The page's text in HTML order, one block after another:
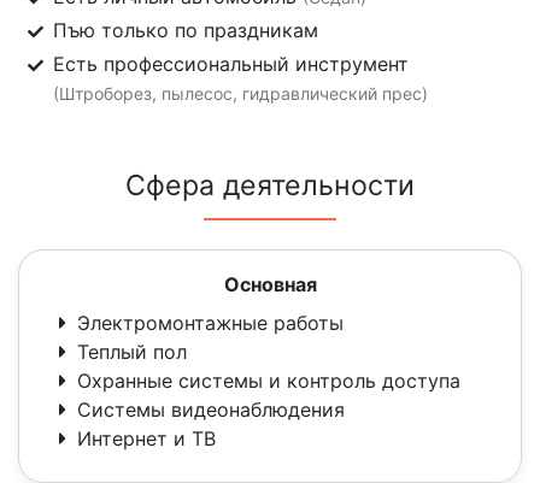
Пъю только по праздникам
Есть профессиональный инструмент
(Штроборез, пылесос, гидравлический прес)
Сфера деятельности
Основная
Электромонтажные работы
Теплый пол
Охранные системы и контроль доступа
Системы видеонаблюдения
Интернет и ТВ